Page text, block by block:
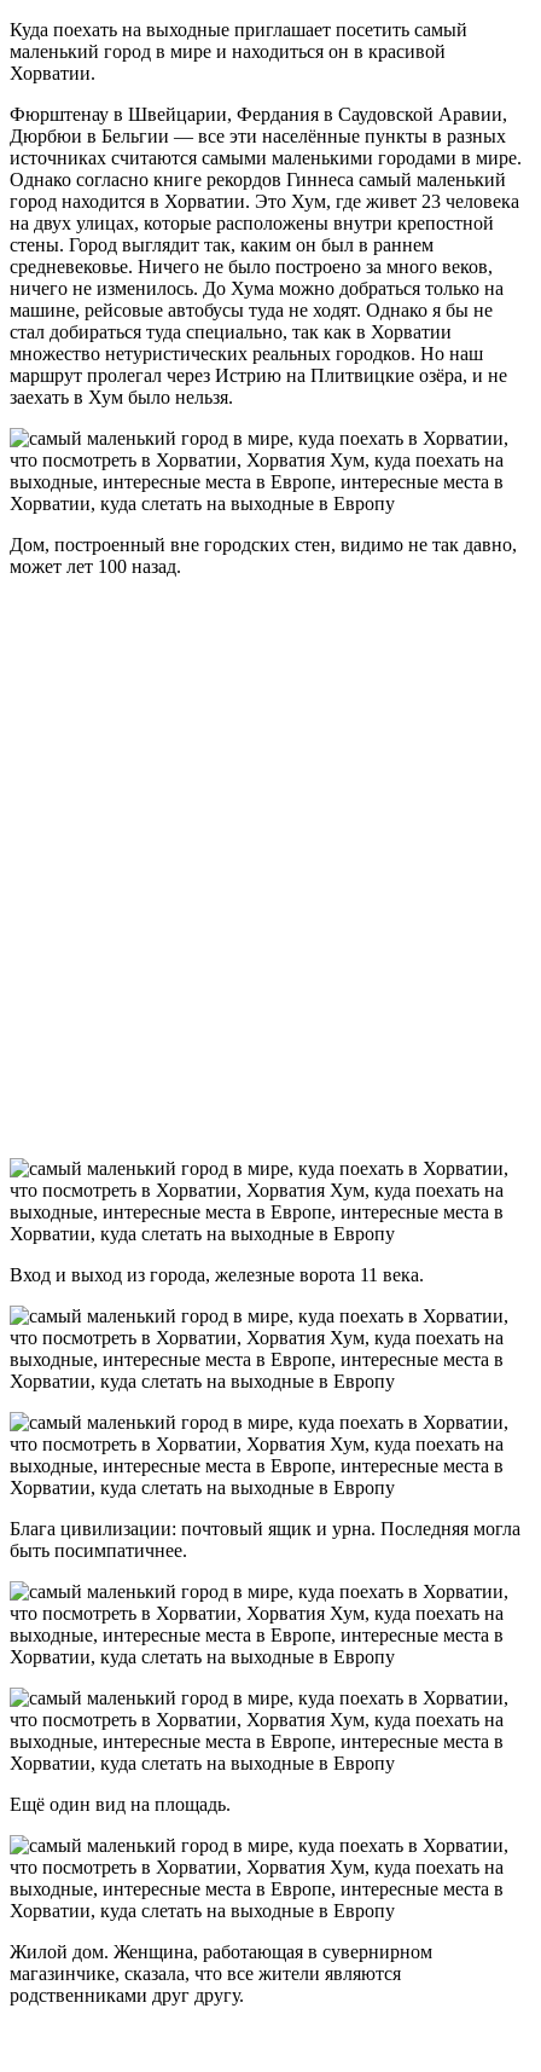
Куда поехать на выходные приглашает посетить самый
маленький город в мире и находиться он в красивой
Хорватии.
Фюрштенау в Швейцарии, Фердания в Саудовской Аравии,
Дюрбюи в Бельгии — все эти населённые пункты в разных
источниках считаются самыми маленькими городами в мире.
Однако согласно книге рекордов Гиннеса самый маленький
город находится в Хорватии. Это Хум, где живет 23 человека
на двух улицах, которые расположены внутри крепостной
стены. Город выглядит так, каким он был в раннем
средневековье. Ничего не было построено за много веков,
ничего не изменилось. До Хума можно добраться только на
машине, рейсовые автобусы туда не ходят. Однако я бы не
стал добираться туда специально, так как в Хорватии
множество нетуристических реальных городков. Но наш
маршрут пролегал через Истрию на Плитвицкие озёра, и не
заехать в Хум было нельзя.
Дом, построенный вне городских стен, видимо не так давно,
может лет 100 назад.
Вход и выход из города, железные ворота 11 века.
Блага цивилизации: почтовый ящик и урна. Последняя могла
быть посимпатичнее.
Ещё один вид на площадь.
Жилой дом. Женщина, работающая в сувернирном
магазинчике, сказала, что все жители являются
родственниками друг другу.